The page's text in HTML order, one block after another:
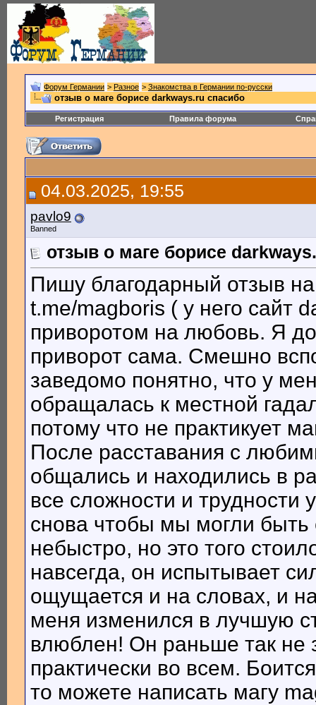
Форум Германии > Разное > Знакомства в Германии по-русски
отзыв о маге борисе darkways.ru спасибо
Регистрация Правила форума
04.03.2025, 19:55
pavlo9
Banned
отзыв о маге борисе
Пишу благодарный отзыв
t.me/magboris ( у него сайт
приворотом на любовь. Я
приворот сама. Смешно
заведомо понятно, что у
обращалась к местной
потому что не практикует
После расставания с
общались и находились в
все сложности и трудности
снова чтобы мы могли
небыстро, но это того
навсегда, он испытывает
ощущается и на словах, и
меня изменился в лучшую
влюблен! Он раньше так не
практически во всем.
то можете написать магу